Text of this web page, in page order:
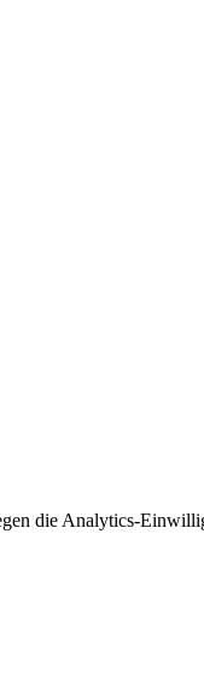
die Analytics-